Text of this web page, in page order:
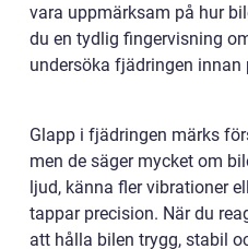
vara uppmärksam på hur
du en tydlig fingervisning
undersöka fjädringen innan
Glapp i fjädringen märks
men de säger mycket om
ljud, känna fler vibrationer
tappar precision. När du
att hålla bilen trygg, stabil